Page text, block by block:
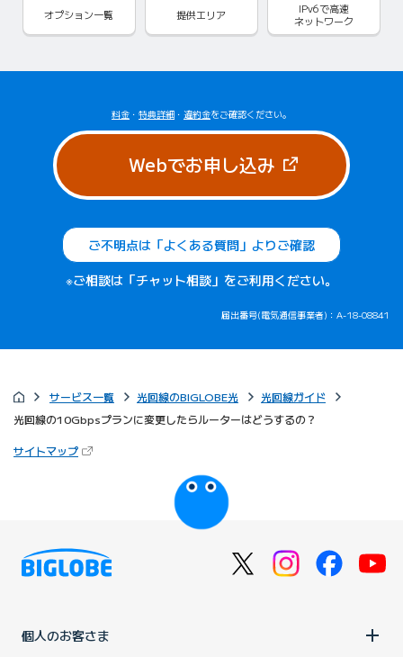
オプション一覧 提供エリア IPv6で高速
ネットワーク
料金 ・ 特典詳細 ・ 違約金をご確認ください。
Webでお申し込み（新しいタブ
ご不明点は「よくある質問」よりご確認
※ご相談は「チャット相談」をご利用ください。
届出番号(電気通信事業者)：A-18-08841
サービス一覧 光回線のBIGLOBE光
光回線ガイド
光回線の10Gbpsプランに変更したらルーターはどうするの？
サイトマップ（新しいタブで開きます）
個人のお客さま